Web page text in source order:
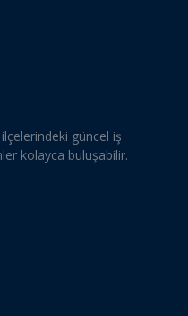
güncel iş
kolayca buluşabilir.